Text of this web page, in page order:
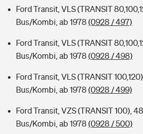
Ford Transit, VLS (TRANSIT
Bus/Kombi, ab 1978 (0928 / 497)
Ford Transit, VLS (TRANSIT
Bus/Kombi, ab 1978 (0928 / 498)
Ford Transit, VLS (TRANSIT
Bus/Kombi, ab 1978 (0928 / 499)
Ford Transit, VZS (TRANSIT 100),
Bus/Kombi, ab 1978 (0928 / 500)